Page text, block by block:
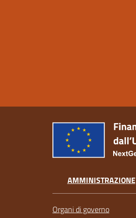
AMMINISTRAZIONE
Organi di governo